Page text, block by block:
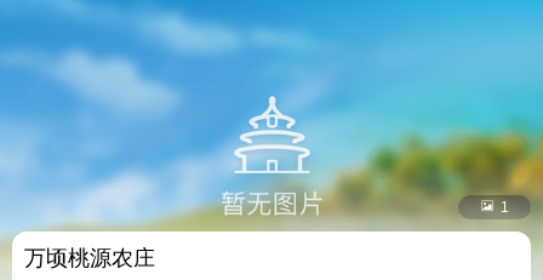
 1
万顷桃源农庄